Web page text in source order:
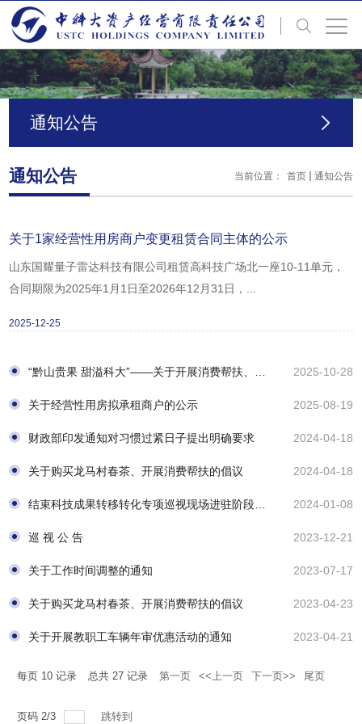
通知公告
通知公告 当前位置： 首页 通知公告
关于1家经营性用房商户变更租赁合同主体的公示
山东国耀量子雷达科技有限公司租赁高科技广场北一座10-11单元，
合同期限为2025年1月1日至2026年12月31日，...
2025-12-25
“黔山贵果 甜溢科大”——关于开展消费帮扶、购买联合村猕猴桃的倡议 2025-10-28
关于经营性用房拟承租商户的公示 2025-08-19
财政部印发通知对习惯过紧日子提出明确要求 2024-04-18
关于购买龙马村春茶、开展消费帮扶的倡议 2024-04-18
结束科技成果转移转化专项巡视现场进驻阶段的公告 2024-01-08
巡 视 公 告 2023-12-21
关于工作时间调整的通知 2023-07-17
关于购买龙马村春茶、开展消费帮扶的倡议 2023-04-23
关于开展教职工车辆年审优惠活动的通知 2023-04-21
每页 10 记录 总共 27 记录 第一页 <<上一页 下一页>> 尾页
页码 2/3 跳转到